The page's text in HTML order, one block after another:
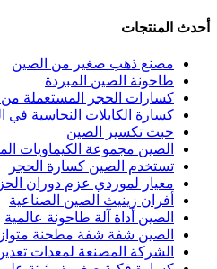
أحدث المنتجات
مصنع ذهب صغير من الصين
طاحونة الصين المبردة
كسارات الحجر المستعملة
كسارة الكابلات النحاسية في
خبث تكسير الصين
الصين مجموعة الكيماويات
تستخدم الصين كسارة الحجر
معيار لموردي عزم دوران
أفران زينيث الصين الصناعية
الصين أداة آلة طاحونة عالمية
الصين شفة شفة مطحنة
الشركة المصنعة لمعدات